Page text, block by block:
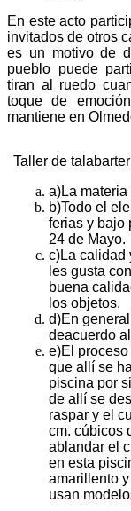
En este acto
invitados de otros
es un motivo de
pueblo puede
tiran al ruedo
toque de
mantiene en
Taller de
a)La
b)Todo el
ferias y bajo
24 de Mayo.
c)La calidad
les gusta
buena
los objetos.
d)En
deacuerdo
e)El
que allí se
piscina por
de allí se
raspar y el
cm. cúbicos
ablandar el
en esta
amarillento
usan